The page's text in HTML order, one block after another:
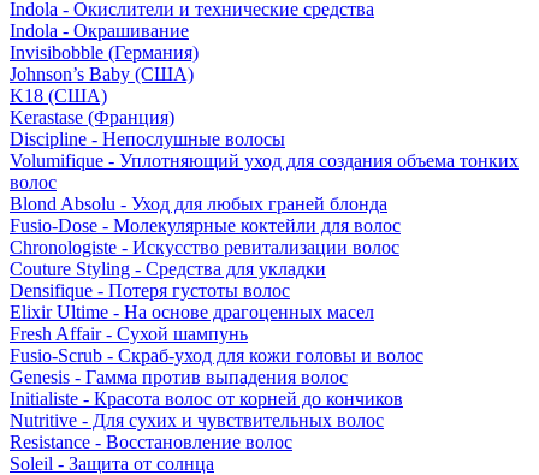
Indola - Окислители и технические средства
Indola - Окрашивание
Invisibobble (Германия)
Johnson’s Baby (США)
K18 (США)
Kerastase (Франция)
Discipline - Непослушные волосы
Volumifique - Уплотняющий уход для создания объема тонких
волос
Blond Absolu - Уход для любых граней блонда
Fusio-Dose - Молекулярные коктейли для волос
Chronologiste - Искусство ревитализации волос
Couture Styling - Средства для укладки
Densifique - Потеря густоты волос
Elixir Ultime - На основе драгоценных масел
Fresh Affair - Сухой шампунь
Fusio-Scrub - Скраб-уход для кожи головы и волос
Genesis - Гамма против выпадения волос
Initialiste - Красота волос от корней до кончиков
Nutritive - Для сухих и чувствительных волос
Resistance - Восстановление волос
Soleil - Защита от солнца